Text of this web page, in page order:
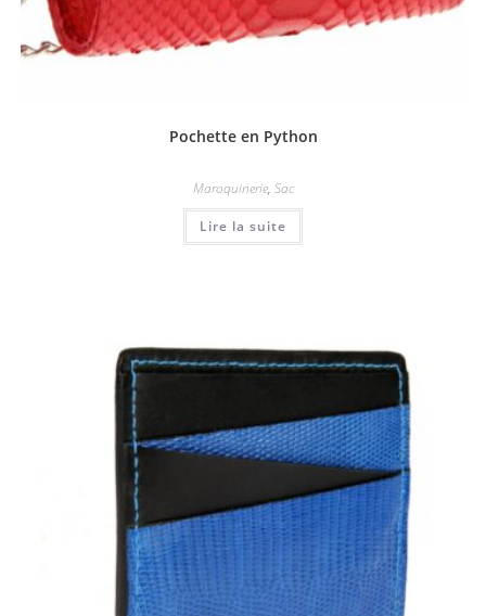
Pochette en Python
Maroquinerie, Sac
Lire la suite